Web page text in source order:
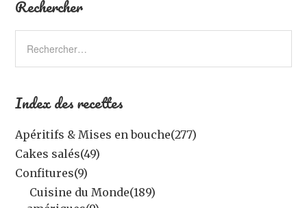
Rechercher
Index des recettes
Apéritifs & Mises en bouche(277)
Cakes salés(49)
Confitures(9)
Cuisine du Monde(189)